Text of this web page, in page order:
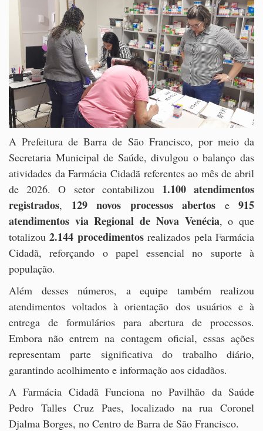
A Prefeitura de Barra de São Francisco, por meio da
Secretaria Municipal de Saúde, divulgou o balanço das
atividades da Farmácia Cidadã referentes ao mês de abril
de 2026. O setor contabilizou 1.100atendimentos
registrados, 129 novos processos abertos e 915
atendimentos via Regional de Nova Venécia, o que
totalizou2.144 procedimentosrealizados pela Farmácia
Cidadã, reforçando o papel essencial no suporte à
população.
Além desses números, a equipe também realizou
atendimentos voltados à orientação dos usuários e à
entrega de formulários para abertura de processos.
Embora não entrem na contagem oficial, essas ações
representam parte significativa do trabalho diário,
garantindo acolhimento e informação aos cidadãos.
A Farmácia Cidadã Funciona no Pavilhão da Saúde
Pedro Talles Cruz Paes, localizado na rua Coronel
Djalma Borges, no Centro de Barra de São Francisco.